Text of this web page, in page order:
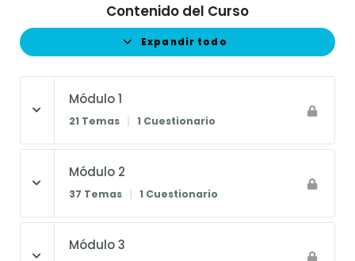
Contenido del Curso
Expandir todo
Módulo 1
21 Temas | 1 Cuestionario
Módulo 2
37 Temas | 1 Cuestionario
Módulo 3